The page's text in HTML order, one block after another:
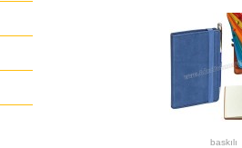
baskılı